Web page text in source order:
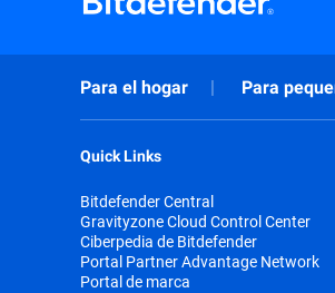
Para el hogar Para
Quick Links
Bitdefender Central
Gravityzone Cloud Control Center
Ciberpedia de Bitdefender
Portal Partner Advantage Network
Portal de marca